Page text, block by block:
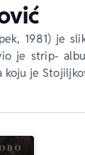
1981) je
je strip-
koju je